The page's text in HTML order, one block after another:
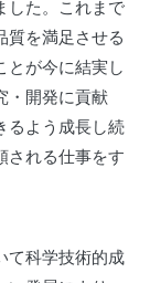
した。これまで
質を満足させる
とが今に結実し
・開発に貢献
るよう成長し続
される仕事をす
て科学技術的成